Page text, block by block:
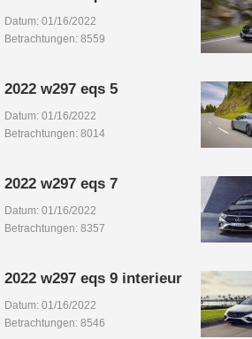
Datum: 01/16/2022
Betrachtungen: 8559
2022 w297 eqs 5
Datum: 01/16/2022
Betrachtungen: 8014
2022 w297 eqs 7
Datum: 01/16/2022
Betrachtungen: 8357
2022 w297 eqs 9 interieur
Datum: 01/16/2022
Betrachtungen: 8546